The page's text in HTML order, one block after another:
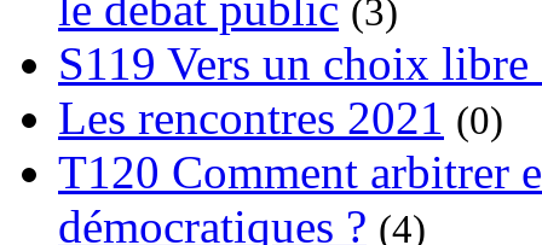
(3)
S119 Vers un choix
Les rencontres 2021 (0)
T120 Comment arbitrer
démocratiques ? (4)